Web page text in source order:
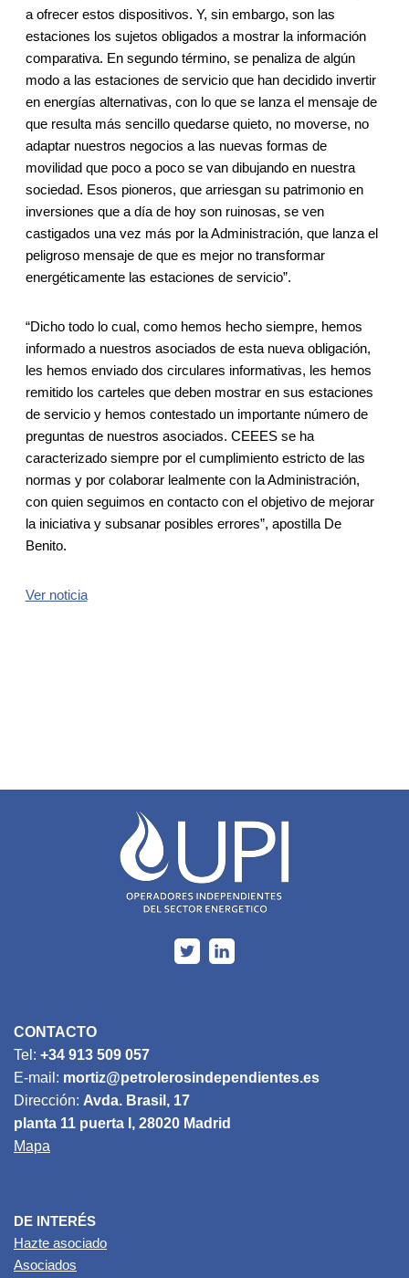
a ofrecer estos dispositivos. Y, sin embargo, son las
estaciones los sujetos obligados a mostrar la información
comparativa. En segundo término, se penaliza de algún
modo a las estaciones de servicio que han decidido invertir
en energías alternativas, con lo que se lanza el mensaje de
que resulta más sencillo quedarse quieto, no moverse, no
adaptar nuestros negocios a las nuevas formas de
movilidad que poco a poco se van dibujando en nuestra
sociedad. Esos pioneros, que arriesgan su patrimonio en
inversiones que a día de hoy son ruinosas, se ven
castigados una vez más por la Administración, que lanza el
peligroso mensaje de que es mejor no transformar
energéticamente las estaciones de servicio”.
“Dicho todo lo cual, como hemos hecho siempre, hemos
informado a nuestros asociados de esta nueva obligación,
les hemos enviado dos circulares informativas, les hemos
remitido los carteles que deben mostrar en sus estaciones
de servicio y hemos contestado un importante número de
preguntas de nuestros asociados. CEEES se ha
caracterizado siempre por el cumplimiento estricto de las
normas y por colaborar lealmente con la Administración,
con quien seguimos en contacto con el objetivo de mejorar
la iniciativa y subsanar posibles errores”, apostilla De
Benito.
Ver noticia
CONTACTO
Tel: +34 913 509 057
E-mail: mortiz@petrolerosindependientes.es
Dirección: Avda. Brasil, 17
planta 11 puerta I, 28020 Madrid
Mapa
DE INTERÉS
Hazte asociado
Asociados